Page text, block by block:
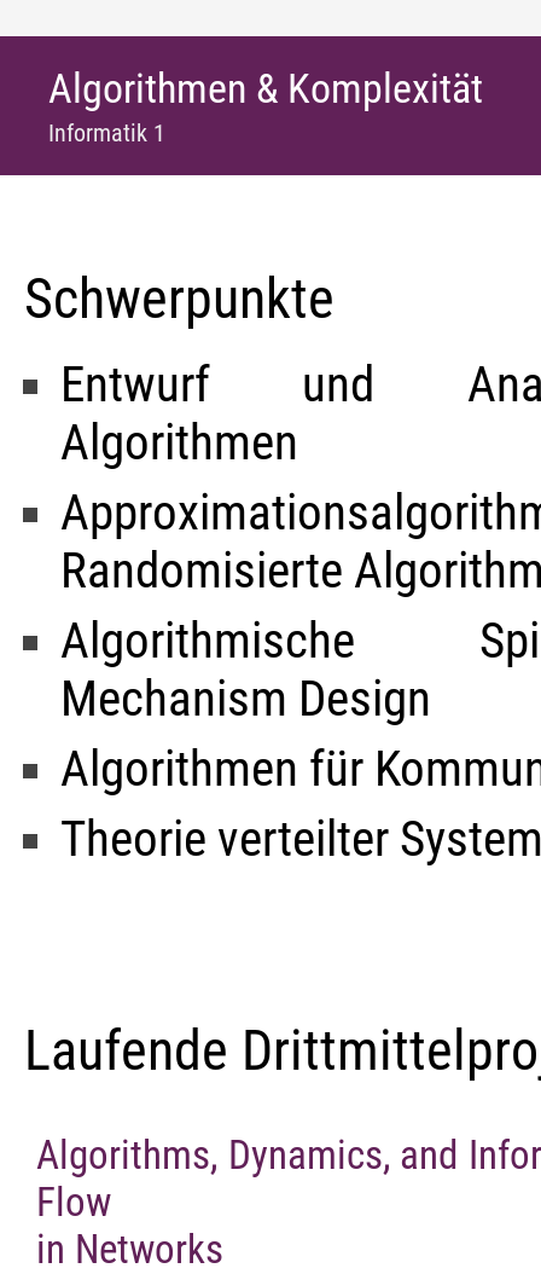
Algorithmen & Komplexität
Informatik 1
Schwerpunkte
Entwurf und
Algorithmen
Randomisierte
Algorithmische
Mechanism Design
Algorithmen für
Theorie verteilter
Laufende
Algorithms, Dynamics, and
Flow
in Networks